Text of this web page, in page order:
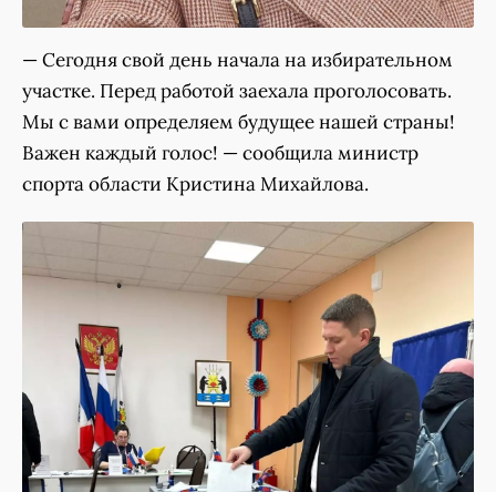
— Сегодня свой день начала на избирательном
участке. Перед работой заехала проголосовать.
Мы с вами определяем будущее нашей страны!
Важен каждый голос! — сообщила министр
спорта области Кристина Михайлова.